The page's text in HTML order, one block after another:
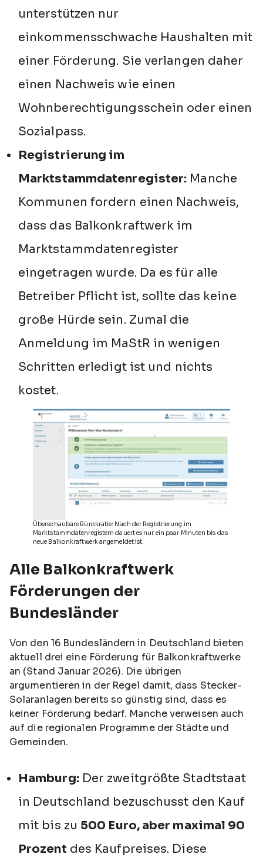
unterstützen nur
einkommensschwache Haushalten mit
einer Förderung. Sie verlangen daher
einen Nachweis wie einen
Wohnberechtigungsschein oder einen
Sozialpass.
Registrierung im
Marktstammdatenregister: Manche
Kommunen fordern einen Nachweis,
dass das Balkonkraftwerk im
Marktstammdatenregister
eingetragen wurde. Da es für alle
Betreiber Pflicht ist, sollte das keine
große Hürde sein. Zumal die
Anmeldung im MaStR in wenigen
Schritten erledigt ist und nichts
kostet.
Überschaubare Bürokratie: Nach der Registrierung im
Marktstammdatenregistern dauert es nur ein paar Minuten bis das
neue Balkonkraftwerk angemeldet ist.
Alle Balkonkraftwerk
Förderungen der
Bundesländer
Von den 16 Bundesländern in Deutschland bieten
aktuell drei eine Förderung für Balkonkraftwerke
an (Stand Januar 2026). Die übrigen
argumentieren in der Regel damit, dass Stecker-
Solaranlagen bereits so günstig sind, dass es
keiner Förderung bedarf. Manche verweisen auch
auf die regionalen Programme der Städte und
Gemeinden.
Hamburg:Der zweitgrößte Stadtstaat
in Deutschland bezuschusst den Kauf
mit bis zu 500 Euro, aber maximal 90
Prozent des Kaufpreises. Diese